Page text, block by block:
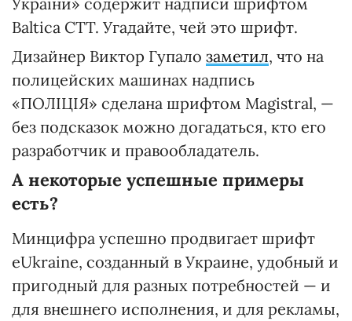
Baltica CTT. Угадайте, чей это шрифт.
Дизайнер Виктор Гупало заметил, что на
полицейских машинах надпись
«ПОЛІЦІЯ» сделана шрифтом Magistral, —
без подсказок можно догадаться, кто его
разработчик и правообладатель.
А некоторые успешные примеры
есть?
Минцифра успешно продвигает шрифт
eUkraine, созданный в Украине, удобный и
пригодный для разных потребностей — и
для внешнего исполнения, и для рекламы,